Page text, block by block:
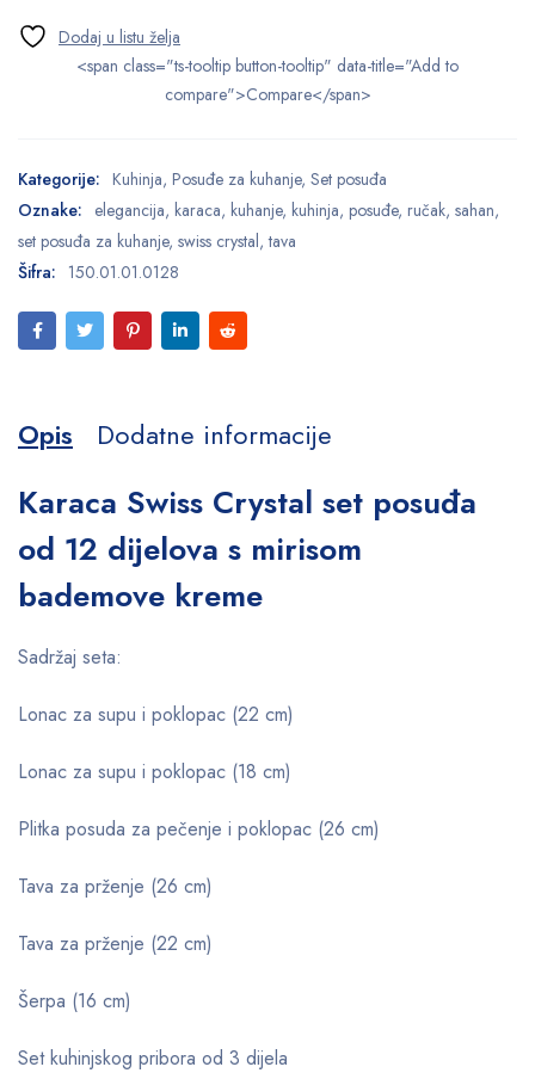
<span class="ts-tooltip button-tooltip" data-title="Add to
compare">Compare</span>
Kategorije: Kuhinja, Posuđe za kuhanje, Set posuđa
Oznake: elegancija, karaca, kuhanje, kuhinja, posuđe, ručak, sahan,
set posuđa za kuhanje, swiss crystal,tava
Šifra: 150.01.01.0128
Opis Dodatne informacije
Karaca Swiss Crystal set posuđa
od 12 dijelova s ​​mirisom
bademove kreme
Sadržaj seta:
Lonac za supu i poklopac (22 cm)
Lonac za supu i poklopac (18 cm)
Plitka posuda za pečenje i poklopac (26 cm)
Tava za prženje (26 cm)
Tava za prženje (22 cm)
Šerpa (16 cm)
Set kuhinjskog pribora od 3 dijela